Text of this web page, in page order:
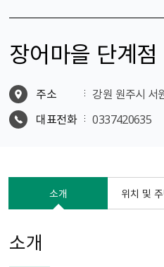
장어마을 단계점
주소
강원 원주시 서
대표전화
0337420635
소개 위치 및
소개